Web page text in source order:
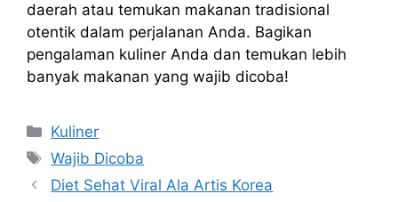
daerah atau temukan makanan tradisional
otentik dalam perjalanan Anda. Bagikan
pengalaman kuliner Anda dan temukan lebih
banyak makanan yang wajib dicoba!
Kategori
Kuliner
Tag
Wajib Dicoba
Diet Sehat Viral Ala Artis Korea